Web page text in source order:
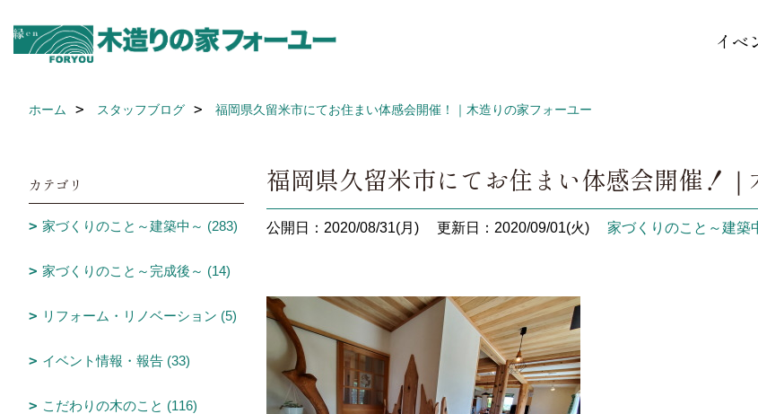
イベ
ホーム スタッフブログ 福岡県久留米市にてお住まい体感会開催！｜木造りの家フォーユー
福岡県久留米市にてお住まい体感会開催！
公開日：2020/08/31(月) 更新日：2020/09/01(火) 家づくりのこと～建築
カテゴリ
家づくりのこと～建築中～ (283)
家づくりのこと～完成後～ (14)
リフォーム・リノベーション (5)
イベント情報・報告 (33)
こだわりの木のこと (116)